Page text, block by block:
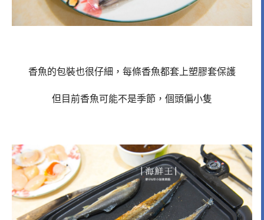
香魚的包裝也很仔細，每條香魚都套上塑膠套保護
但目前香魚可能不是季節，個頭偏小隻